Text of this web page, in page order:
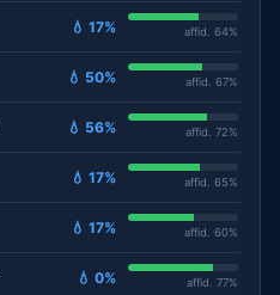
💧 17% affid. 64%
💧 50% affid. 67%
💧 56% affid. 72%
💧 17% affid. 65%
💧 17% affid. 60%
💧 0% affid. 77%